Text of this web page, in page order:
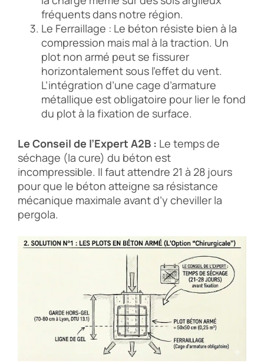
fréquents dans notre région.
Le Ferraillage : Le béton résiste bien à la
compression mais mal à la traction. Un
plot non armé peut se fissurer
horizontalement sous l’effet du vent.
L’intégration d’une cage d’armature
métallique est obligatoire pour lier le fond
du plot à la fixation de surface.
Le Conseil de l’Expert A2B : Le temps de
séchage (la cure) du béton est
incompressible. Il faut attendre 21 à 28 jours
pour que le béton atteigne sa résistance
mécanique maximale avant d’y cheviller la
pergola.